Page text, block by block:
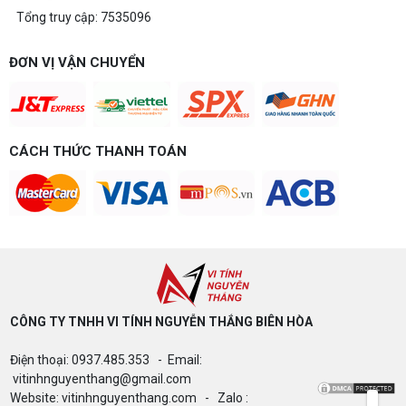
Build PC gaming 15 triệu chơi được
theo đúng ngân sách.
Build PC Gaming theo ngân sách từ 10
Build PC gaming theo ngân sách từ 10-40 triệu:
Intel/AMD và tránh sai tương thích. Tư vấn miễn
phí tại Vi tính Nguyễn Thắng.
PLUS – NHẬN VOUCHER ĐẾN 800K
quyền ( Vi tính Nguyễn Thắng)
Tổng truy cập: 7535096
ĐƠN VỊ VẬN CHUYỂN
CÁCH THỨC THANH TOÁN
CÔNG TY TNHH VI TÍNH NGUYỄN THẮNG BIÊN HÒA​
Điện thoại: 0937.485.353 - Email:
vitinhnguyenthang@gmail.com
Website: vitinhnguyenthang.com - Zalo :